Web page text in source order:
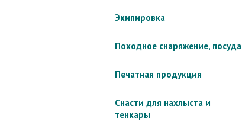
Экипировка
Походное снаряжение, посуда
Печатная продукция
Снасти для нахлыста и
тенкары